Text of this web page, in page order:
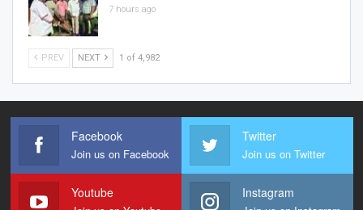
7 hours ago
PREV NEXT 1 of 4,982
Facebook
Join us on Facebook
Twitter
Join us on Twitter
Youtube Instagram